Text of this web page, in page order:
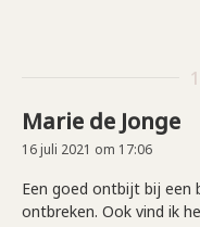
Marie de Jonge
16 juli 2021 om 17:06
Een goed ontbijt bij een
ontbreken. Ook vind ik